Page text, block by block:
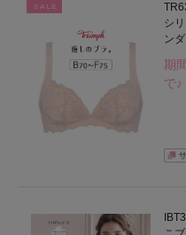
SALE
シ
ン
期
で♪